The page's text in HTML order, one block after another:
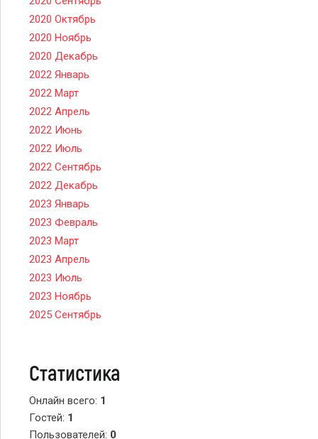
2020 Октябрь
2020 Ноябрь
2020 Декабрь
2022 Январь
2022 Март
2022 Апрель
2022 Июнь
2022 Июль
2022 Сентябрь
2022 Декабрь
2023 Январь
2023 Февраль
2023 Март
2023 Апрель
2023 Июль
2023 Ноябрь
2025 Сентябрь
Статистика
Онлайн всего: 1
Гостей: 1
Пользователей: 0